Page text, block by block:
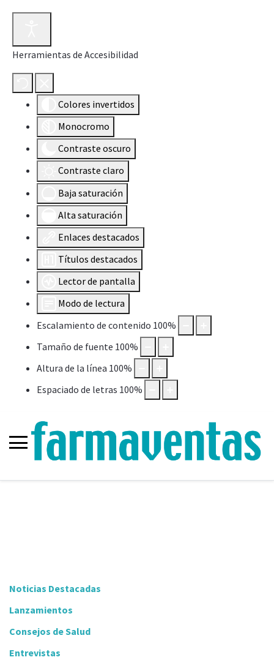
Herramientas de Accesibilidad
Colores invertidos
Monocromo
Contraste oscuro
Contraste claro
Baja saturación
Alta saturación
Enlaces destacados
Títulos destacados
Lector de pantalla
Modo de lectura
Escalamiento de contenido 100%
Tamaño de fuente 100%
Altura de la línea 100%
Espaciado de letras 100%
Noticias Destacadas
Lanzamientos
Consejos de Salud
Entrevistas